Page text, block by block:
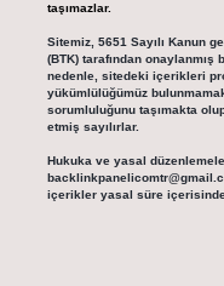
taşımazlar.
Sitemiz, 5651 Sayılı Kanun
(BTK) tarafından onaylanmış
nedenle, sitedeki içerikleri
yükümlülüğümüz
sorumluluğunu taşımakta
etmiş sayılırlar.
Hukuka ve yasal
içerikler yasal süre içerisinde